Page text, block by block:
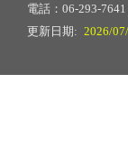
電話：06-293-
更新日期: 2026/